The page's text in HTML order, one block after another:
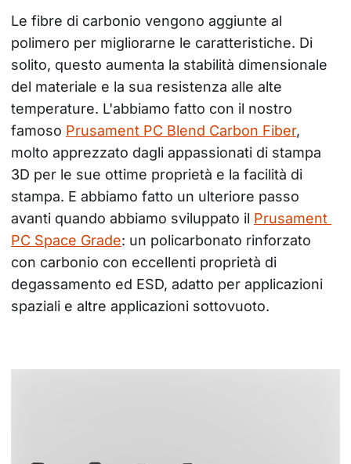
Le fibre di carbonio vengono aggiunte al
polimero per migliorarne le caratteristiche. Di
solito, questo aumenta la stabilità dimensionale
del materiale e la sua resistenza alle alte
temperature. L'abbiamo fatto con il nostro
famoso Prusament PC Blend Carbon Fiber,
molto apprezzato dagli appassionati di stampa
3D per le sue ottime proprietà e la facilità di
stampa. E abbiamo fatto un ulteriore passo
avanti quando abbiamo sviluppato il Prusament
PC Space Grade: un policarbonato rinforzato
con carbonio con eccellenti proprietà di
degassamento ed ESD, adatto per applicazioni
spaziali e altre applicazioni sottovuoto.